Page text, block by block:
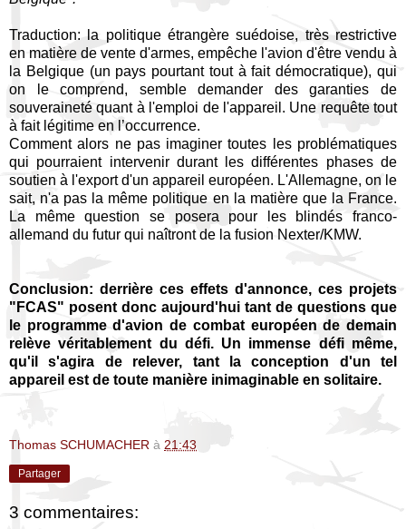
Traduction: la politique étrangère suédoise, très restrictive
en matière de vente d'armes, empêche l'avion d'être vendu à
la Belgique (un pays pourtant tout à fait démocratique), qui
on le comprend, semble demander des garanties de
souveraineté quant à l'emploi de l'appareil. Une requête tout
à fait légitime en l’occurrence.
Comment alors ne pas imaginer toutes les problématiques
qui pourraient intervenir durant les différentes phases de
soutien à l'export d'un appareil européen. L'Allemagne, on le
sait, n'a pas la même politique en la matière que la France.
La même question se posera pour les blindés franco-
allemand du futur qui naîtront de la fusion Nexter/KMW.
Conclusion: derrière ces effets d'annonce, ces projets
"FCAS" posent donc aujourd'hui tant de questions que
le programme d'avion de combat européen de demain
relève véritablement du défi. Un immense défi même,
qu'il s'agira de relever, tant la conception d'un tel
appareil est de toute manière inimaginable en solitaire.
Thomas SCHUMACHER à 21:43
Partager
3 commentaires: